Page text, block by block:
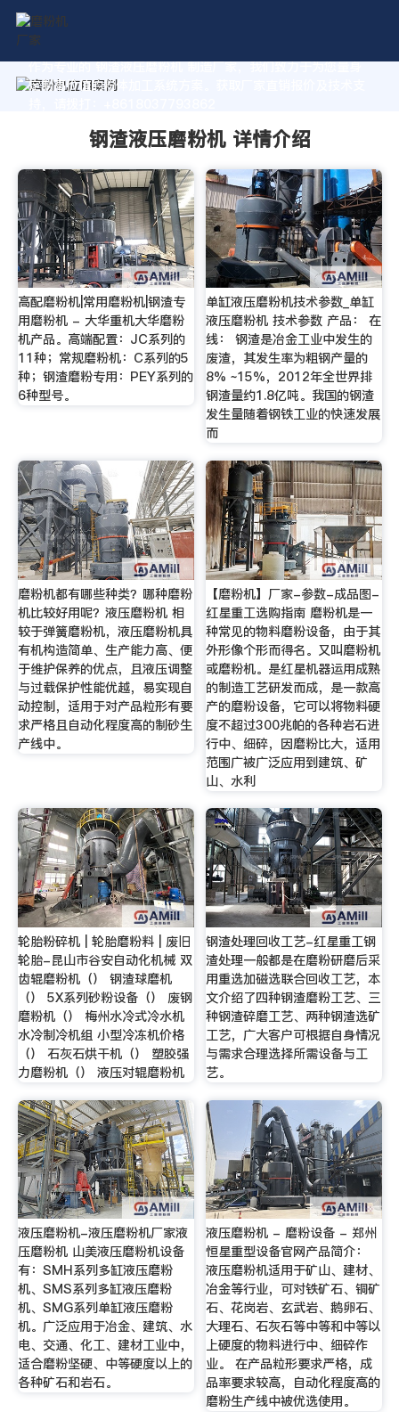
作为专业的 钢渣液压磨粉机 制造厂家，我们致力于为您量身
定制高价值的粉体加工系统方案。获取厂家直销报价及技术支
钢渣液压磨粉机 详情介绍
高配磨粉机|常用磨粉机|钢渣专
用磨粉机 - 大华重机大华磨粉
机产品。高端配置：JC系列的
11种；常规磨粉机：C系列的5
种；钢渣磨粉专用：PEY系列的
6种型号。
单缸液压磨粉机技术参数_单缸
液压磨粉机 技术参数 产品： 在
线： 钢渣是冶金工业中发生的
废渣，其发生率为粗钢产量的
8% ~15%，2012年全世界排
钢渣量约1.8亿吨。我国的钢渣
发生量随着钢铁工业的快速发展
而
磨粉机都有哪些种类？哪种磨粉
机比较好用呢？液压磨粉机 相
较于弹簧磨粉机，液压磨粉机具
有机构造简单、生产能力高、便
于维护保养的优点，且液压调整
与过载保护性能优越，易实现自
动控制，适用于对产品粒形有要
求严格且自动化程度高的制砂生
产线中。
【磨粉机】厂家-参数-成品图-
红星重工选购指南 磨粉机是一
种常见的物料磨粉设备，由于其
外形像个形而得名。又叫磨粉机
或磨粉机。是红星机器运用成熟
的制造工艺研发而成，是一款高
产的磨粉设备，它可以将物料硬
度不超过300兆帕的各种岩石进
行中、细碎，因磨粉比大，适用
范围广被广泛应用到建筑、矿
山、水利
轮胎粉碎机 | 轮胎磨粉料 | 废旧
轮胎-昆山市谷安自动化机械 双
齿辊磨粉机（） 钢渣球磨机
（） 5X系列砂粉设备（） 废钢
磨粉机（） 梅州水冷式冷水机
水冷制冷机组 小型冷冻机价格
（） 石灰石烘干机（） 塑胶强
力磨粉机（） 液压对辊磨粉机
钢渣处理回收工艺-红星重工钢
渣处理一般都是在磨粉研磨后采
用重选加磁选联合回收工艺，本
文介绍了四种钢渣磨粉工艺、三
种钢渣碎磨工艺、两种钢渣选矿
工艺，广大客户可根据自身情况
与需求合理选择所需设备与工
艺。
液压磨粉机-液压磨粉机厂家液
压磨粉机 山美液压磨粉机设备
有：SMH系列多缸液压磨粉
机、SMS系列多缸液压磨粉
机、SMG系列单缸液压磨粉
机。广泛应用于冶金、建筑、水
电、交通、化工、建材工业中，
适合磨粉坚硬、中等硬度以上的
各种矿石和岩石。
液压磨粉机 - 磨粉设备 - 郑州
恒星重型设备官网产品简介：
液压磨粉机适用于矿山、建材、
冶金等行业，可对铁矿石、铜矿
石、花岗岩、玄武岩、鹅卵石、
大理石、石灰石等中等和中等以
上硬度的物料进行中、细碎作
业。 在产品粒形要求严格，成
品率要求较高，自动化程度高的
磨粉生产线中被优选使用。